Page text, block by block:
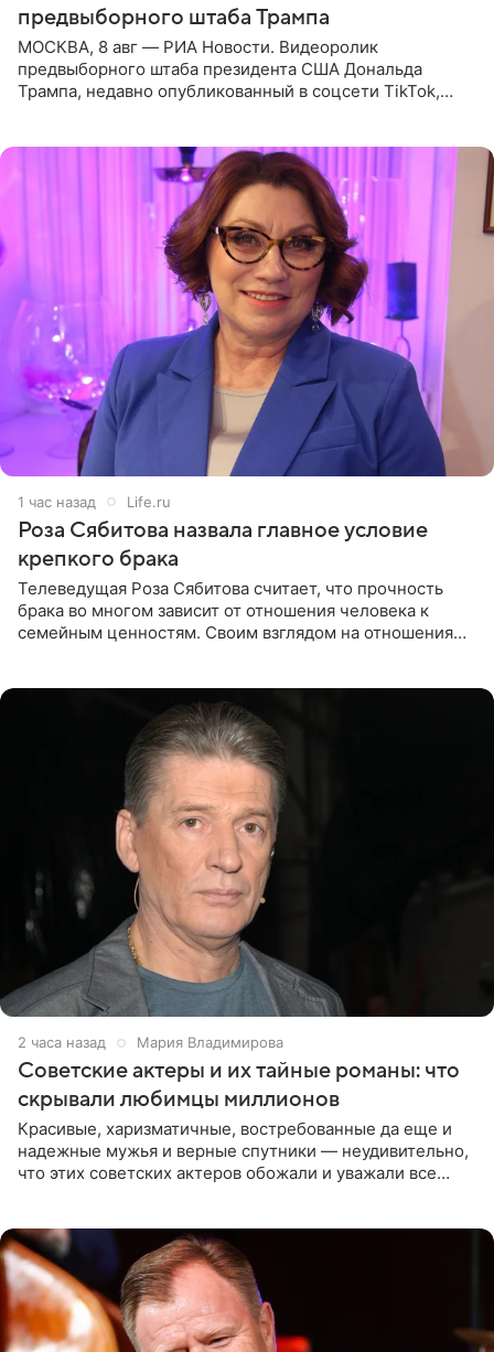
предвыборного штаба Трампа
МОСКВА, 8 авг — РИА Новости. Видеоролик
предвыборного штаба президента США Дональда
Трампа, недавно опубликованный в соцсети TikTok,
1 час назад Life.ru
Роза Сябитова назвала главное условие
крепкого брака
Телеведущая Роза Сябитова считает, что прочность
брака во многом зависит от отношения человека к
семейным ценностям. Своим взглядом на отношения
2 часа назад Мария Владимирова
Советские актеры и их тайные романы: что
скрывали любимцы миллионов
Красивые, харизматичные, востребованные да еще и
надежные мужья и верные спутники — неудивительно,
что этих советских актеров обожали и уважали все